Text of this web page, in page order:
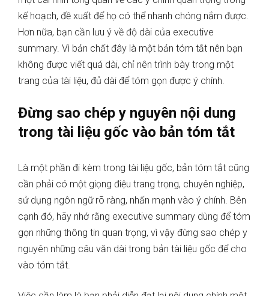
kế hoạch, đề xuất để họ có thể nhanh chóng nắm được.
Hơn nữa, bạn cần lưu ý về độ dài của executive
summary. Vì bản chất đây là một bản tóm tắt nên bạn
không được viết quá dài, chỉ nên trình bày trong một
trang của tài liệu, đủ dài để tóm gọn được ý chính.
Đừng sao chép y nguyên nội dung
trong tài liệu gốc vào bản tóm tắt
Là một phần đi kèm trong tài liệu gốc, bản tóm tắt cũng
cần phải có một giọng điệu trang trọng, chuyên nghiệp,
sử dụng ngôn ngữ rõ ràng, nhấn mạnh vào ý chính. Bên
cạnh đó, hãy nhớ rằng executive summary dùng để tóm
gọn những thông tin quan trọng, vì vậy đừng sao chép y
nguyên những câu văn dài trong bản tài liệu gốc để cho
vào tóm tắt.